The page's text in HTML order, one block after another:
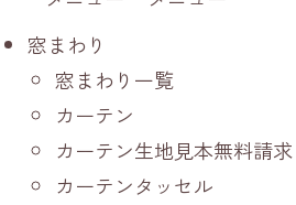
窓まわり
窓まわり一覧
カーテン
カーテン生地見本無料請求
カーテンタッセル